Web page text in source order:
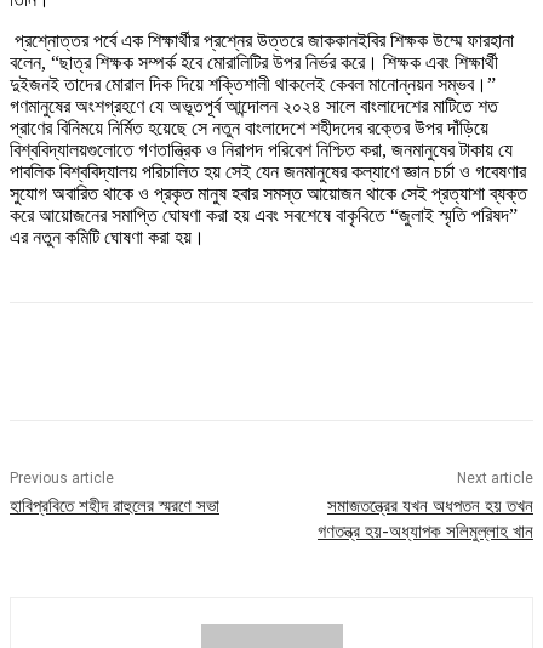
প্রশ্নোত্তর পর্বে এক শিক্ষার্থীর প্রশ্নের উত্তরে জাককানইবির শিক্ষক উম্মে ফারহানা
বলেন, “ছাত্র শিক্ষক সম্পর্ক হবে মোরালিটির উপর নির্ভর করে। শিক্ষক এবং শিক্ষার্থী
দুইজনই তাদের মোরাল দিক দিয়ে শক্তিশালী থাকলেই কেবল মানোন্নয়ন সম্ভব।”
গণমানুষের অংশগ্রহণে যে অভূতপূর্ব আন্দোলন ২০২৪ সালে বাংলাদেশের মাটিতে শত
প্রাণের বিনিময়ে নির্মিত হয়েছে সে নতুন বাংলাদেশে শহীদদের রক্তের উপর দাঁড়িয়ে
বিশ্ববিদ্যালয়গুলোতে গণতান্ত্রিক ও নিরাপদ পরিবেশ নিশ্চিত করা, জনমানুষের টাকায় যে
পাবলিক বিশ্ববিদ্যালয় পরিচালিত হয় সেই যেন জনমানুষের কল্যাণে জ্ঞান চর্চা ও গবেষণার
সুযোগ অবারিত থাকে ও প্রকৃত মানুষ হবার সমস্ত আয়োজন থাকে সেই প্রত্যাশা ব্যক্ত
করে আয়োজনের সমাপ্তি ঘোষণা করা হয় এবং সবশেষে বাকৃবিতে “জুলাই স্মৃতি পরিষদ”
এর নতুন কমিটি ঘোষণা করা হয়।
Previous article
হাবিপ্রবিতে শহীদ রাহুলের স্মরণে সভা
Next article
সমাজতন্ত্রের যখন অধপতন হয় তখন
গণতন্ত্র হয়-অধ্যাপক সলিমুল্লাহ খান